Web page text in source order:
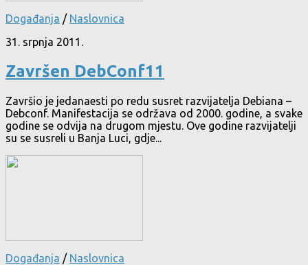
Događanja / Naslovnica
31. srpnja 2011.
Završen DebConf11
Završio je jedanaesti po redu susret razvijatelja Debiana –
Debconf. Manifestacija se održava od 2000. godine, a svake
godine se odvija na drugom mjestu. Ove godine razvijatelji
su se susreli u Banja Luci, gdje...
Događanja / Naslovnica